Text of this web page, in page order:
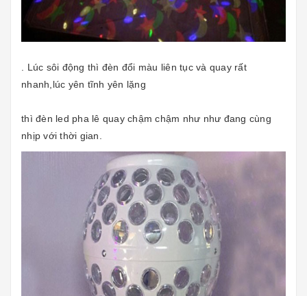
. Lúc sôi động thì đèn đổi màu liên tục và quay rất
nhanh,lúc yên tĩnh yên lặng
thì đèn led pha lê quay chậm chậm như như đang cùng
nhịp với thời gian.